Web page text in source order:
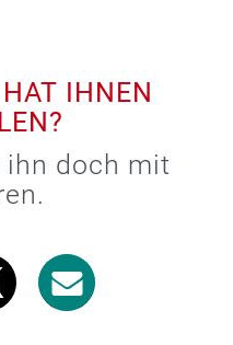
IHNEN
ihn doch mit